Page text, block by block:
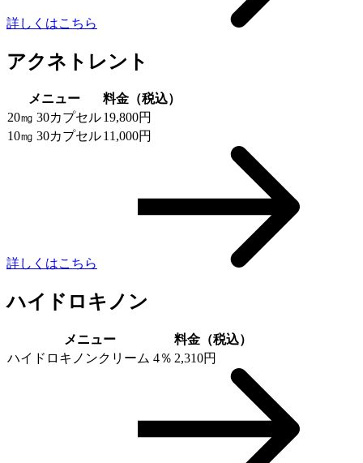
詳しくはこちら
アクネトレント
メニュー
料金（税込）
20㎎ 30カプセル19,800円
10㎎ 30カプセル11,000円
詳しくはこちら
ハイドロキノン
メニュー
料金（税込）
ハイドロキノンクリーム 4％ 2,310円